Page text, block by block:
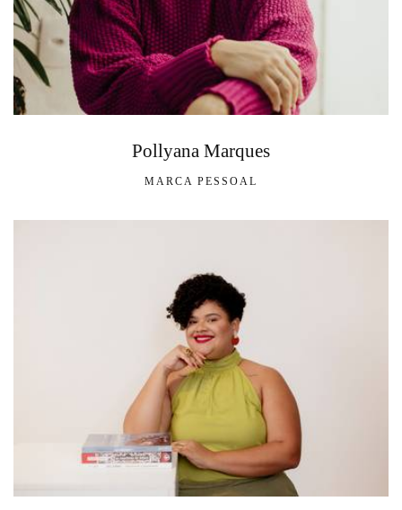
Pollyana Marques
MARCA PESSOAL